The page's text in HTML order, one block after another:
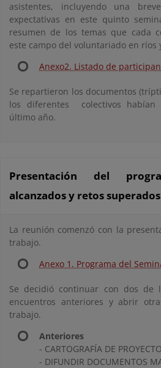
asistentes, incluyendo una
expectativas en este quinto
resumen de los temas que cada
este campo del voluntariado en ríos
Anexo2. Listado de
Se repartieron los documentos
los diferentes colectivos habían
último año.
Presentación del
alcanzados y retos
La reunión comenzó con la
trabajo.
Anexo 1. Programa del
Se decidió continuar con dos de
encuentros anteriores y abrir
trabajo.
Anteriores
- CARTOGRAFÍA DE
- DIFUNDIR DOCUMENTOS